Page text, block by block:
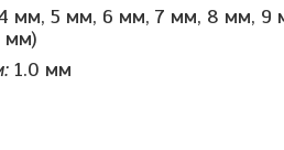
мм, 5 мм, 6 мм, 7 мм, 8 мм, 9
мм)
1.0 мм